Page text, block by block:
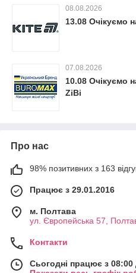
08.08.2026
13.08 Очікуємо
07.08.2026
10.08 Очікуємо
ZiBi
Про нас
98% позитивних з 163
Працює з 29.01.2016
м. Полтава
ул. Європейська 57,
Контакти
Сьогодні працює з 08:00